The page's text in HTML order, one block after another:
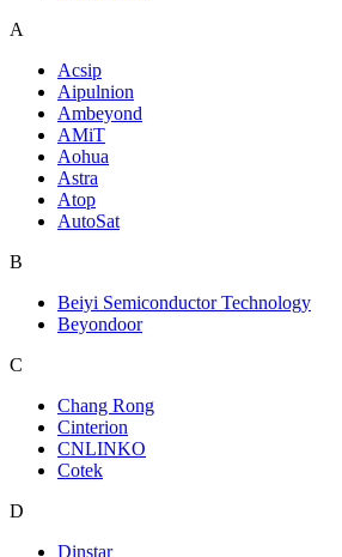
A
Acsip
Aipulnion
Ambeyond
AMiT
Aohua
Astra
Atop
AutoSat
B
Beiyi Semiconductor Technology
Beyondoor
C
Chang Rong
Cinterion
CNLINKO
Cotek
D
Dinstar